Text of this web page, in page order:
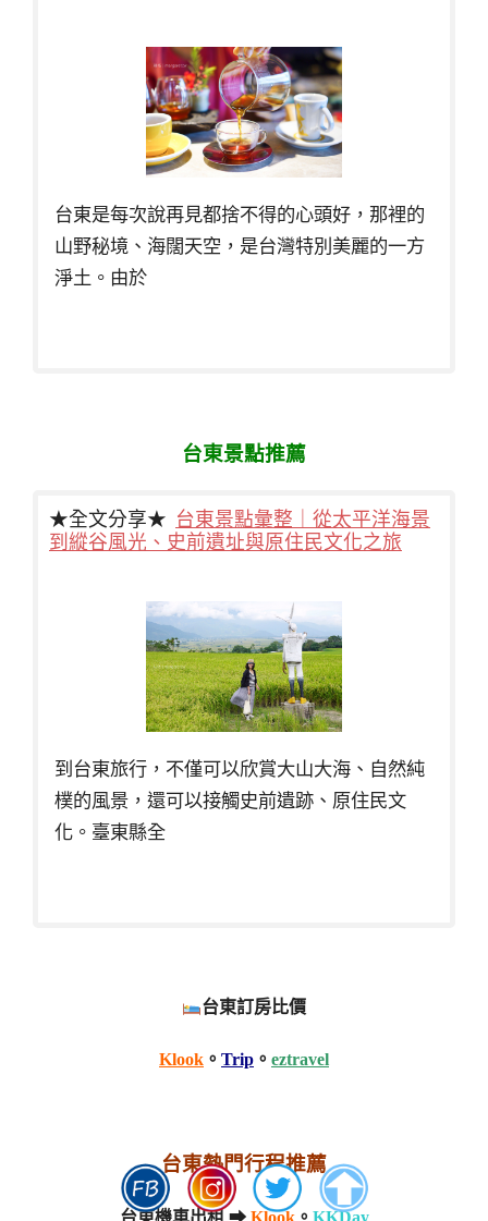
台東是每次說再見都捨不得的心頭好，那裡的
山野秘境、海闊天空，是台灣特別美麗的一方
淨土。由於
台東景點推薦
★全文分享★ 台東景點彙整｜從太平洋海景
到縱谷風光、史前遺址與原住民文化之旅
到台東旅行，不僅可以欣賞大山大海、自然純
樸的風景，還可以接觸史前遺跡、原住民文
化。臺東縣全
台東訂房比價
Klook 。 Trip 。 eztravel
台東熱門行程推薦
台東機車出租 ➡ Klook。 KKDay